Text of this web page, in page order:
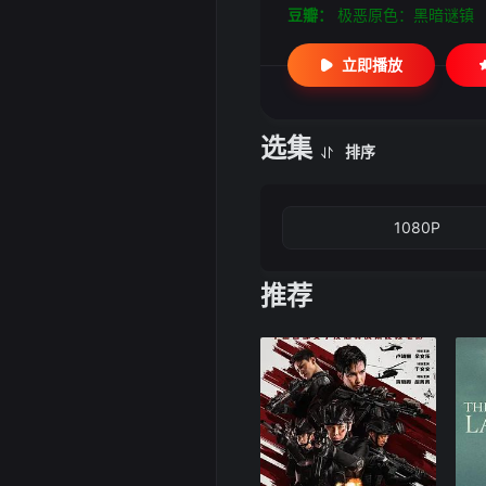
豆瓣： 极恶原色：黑暗谜镇
立即播放
选集 排序
1080P
推荐